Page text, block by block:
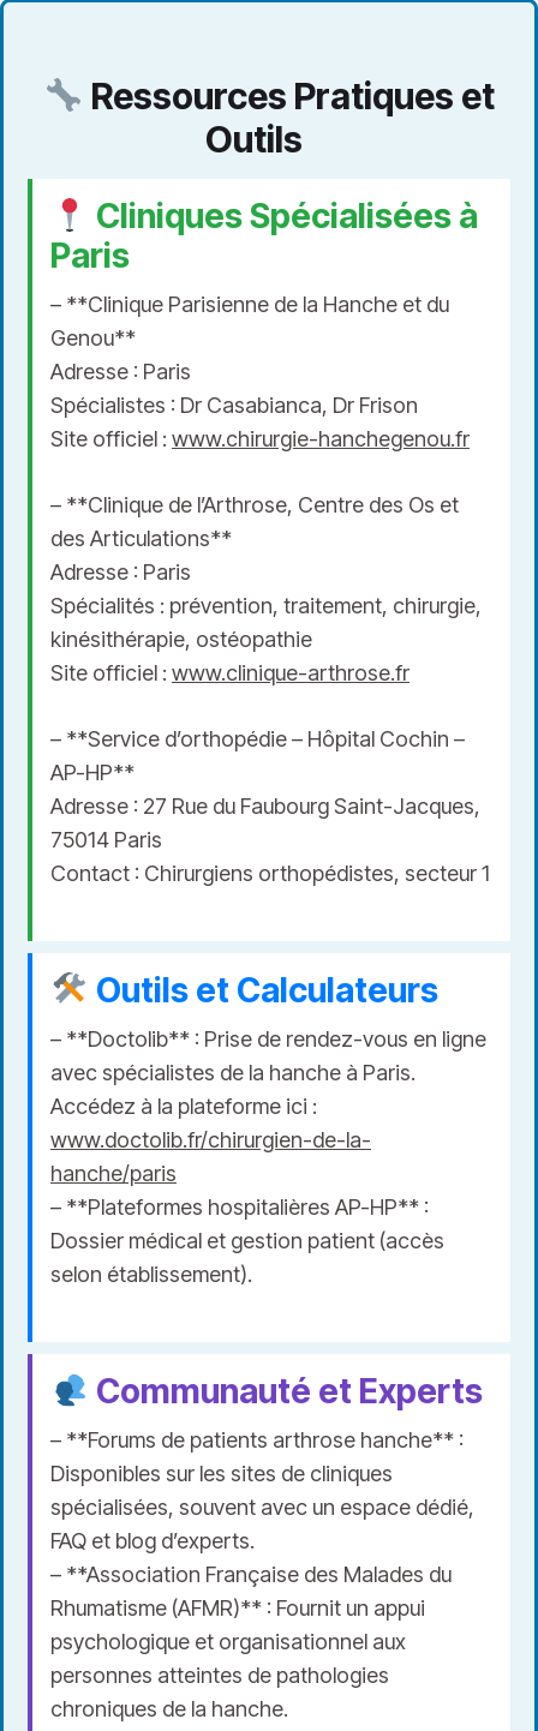
Ressources Pratiques et
Outils
Cliniques Spécialisées à
Paris
– **Clinique Parisienne de la Hanche et du
Genou**
Adresse : Paris
Spécialistes : Dr Casabianca, Dr Frison
Site officiel : www.chirurgie-hanchegenou.fr
– **Clinique de l’Arthrose, Centre des Os et
des Articulations**
Adresse : Paris
Spécialités : prévention, traitement, chirurgie,
kinésithérapie, ostéopathie
Site officiel : www.clinique-arthrose.fr
– **Service d’orthopédie – Hôpital Cochin –
AP-HP**
Adresse : 27 Rue du Faubourg Saint-Jacques,
75014 Paris
Contact : Chirurgiens orthopédistes, secteur 1
Outils et Calculateurs
– **Doctolib** : Prise de rendez-vous en ligne
avec spécialistes de la hanche à Paris.
Accédez à la plateforme ici :
www.doctolib.fr/chirurgien-de-la-
hanche/paris
– **Plateformes hospitalières AP-HP** :
Dossier médical et gestion patient (accès
selon établissement).
Communauté et Experts
– **Forums de patients arthrose hanche** :
Disponibles sur les sites de cliniques
spécialisées, souvent avec un espace dédié,
FAQ et blog d’experts.
– **Association Française des Malades du
Rhumatisme (AFMR)** : Fournit un appui
psychologique et organisationnel aux
personnes atteintes de pathologies
chroniques de la hanche.